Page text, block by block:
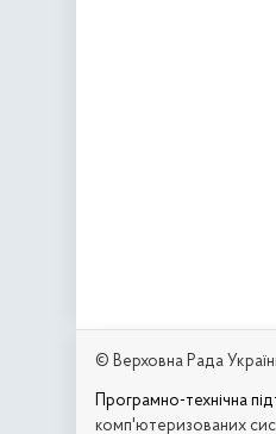
© Верховна Рада
Програмно-технічна
комп'ютеризованих